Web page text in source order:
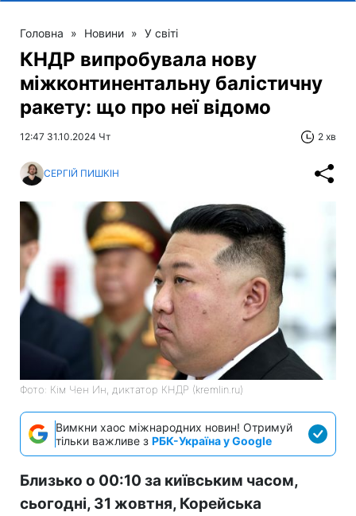
Головна » Новини » У світі
КНДР випробувала нову
міжконтинентальну балістичну
ракету: що про неї відомо
12:47 31.10.2024 Чт 2 хв
СЕРГІЙ ПИШКІН
Фото: Кім Чен Ин, диктатор КНДР (kremlin.ru)
Вимкни хаос міжнародних новин! Отримуй
тільки важливе з РБК-Україна у Google
Близько о 00:10 за київським часом,
сьогодні, 31 жовтня, Корейська